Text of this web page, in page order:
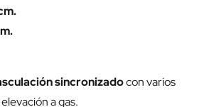
sincronizadocon varios
a gas.